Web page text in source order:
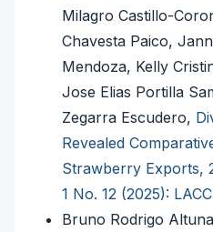
Milagro Castillo-
Chavesta Paico,
Mendoza, Kelly
Jose Elias Portilla
Zegarra Escudero,
Revealed
Strawberry Exports,
1 No. 12 (2025):
Bruno Rodrigo